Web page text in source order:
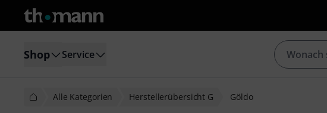
Shop Service
Alle Kategorien Herstellerübersicht G Göldo